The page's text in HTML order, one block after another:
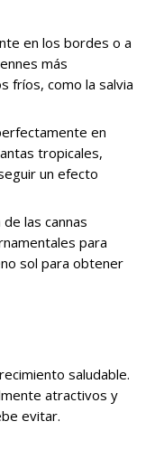
en los bordes o a
más
fríos, como la salvia
en
tropicales,
un efecto
las cannas
para
sol para obtener
saludable.
atractivos y
evitar.